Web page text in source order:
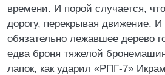
времени. И порой случается,
дорогу, перекрывая движение. И
обязательно лежавшее дерево
едва броня тяжелой
лапок, как ударил «РПГ-7»